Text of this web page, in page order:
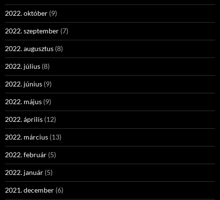
2022. október (9)
2022. szeptember (7)
2022. augusztus (8)
2022. július (8)
2022. június (9)
2022. május (9)
2022. április (12)
2022. március (13)
2022. február (5)
2022. január (5)
2021. december (6)